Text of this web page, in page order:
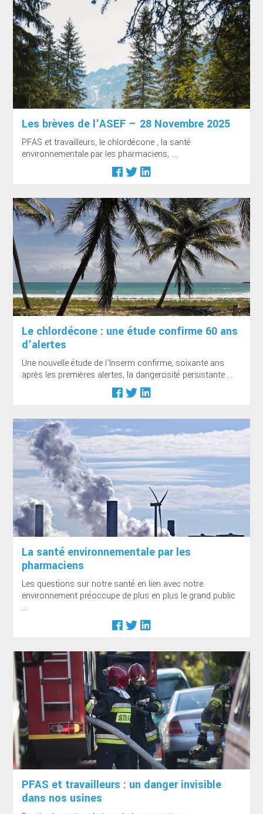
Les brèves de l’ASEF – 28 Novembre 2025
PFAS et travailleurs, le chlordécone , la santé
environnementale par les pharmaciens, ...
Le chlordécone : une étude confirme 60 ans
d’alertes
Une nouvelle étude de l’Inserm confirme, soixante ans
après les premières alertes, la dangerosité persistante ...
La santé environnementale par les
pharmaciens
Les questions sur notre santé en lien avec notre
environnement préoccupe de plus en plus le grand public
...
PFAS et travailleurs : un danger invisible
dans nos usines